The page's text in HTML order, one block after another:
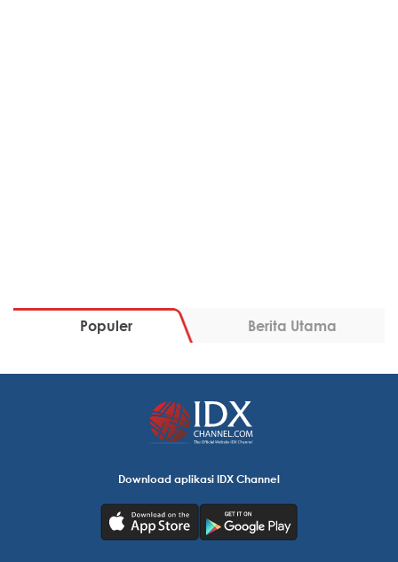
Populer Berita Utama
Download aplikasi IDX Channel